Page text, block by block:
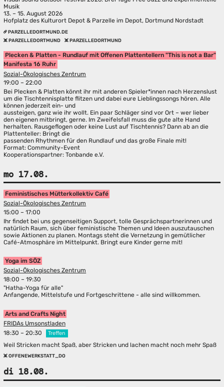
Musik
13. – 15. August 2026
Hofplatz des Kulturort Depot & Parzelle im Depot, Dortmund Nordstadt
PARZELLEDORTMUND.DE
PARZELLEDORTMUND
PARZELLEDORTMUND
Plecken & Platten - Rundlauf mit Offenen Plattentellern "This is not a Bar"
Manifesta 16 Ruhr
Sozial-Ökologisches Zentrum
19:00 – 22:00
Bei Plecken & Platten könnt ihr mit anderen Spieler*innen nach Herzenslust
um die Tischtennisplatte flitzen und dabei eure Lieblingssongs hören. Alle
können jederzeit ein- und
aussteigen, ganz wie ihr wollt. Ein paar Schläger sind vor Ort – wer lieber
den eigenen mitbringt, gerne. Im Zweifelsfall muss die gute alte Hand
herhalten. Rausgeflogen oder keine Lust auf Tischtennis? Dann ab an die
Plattenteller: Bringt die
passenden Rhythmen für den Rundlauf und das große Finale mit!
Format: Community-Event
Kooperationspartner: Tonbande e.V.
mo 17.08.
Feministisches Mütterkollektiv Café
Sozial-Ökologisches Zentrum
15:00 – 17:00
Ihr findet bei uns gegenseitigen Support, tolle Gesprächspartnerinnen und
natürlich Raum, sich über feministische Themen und Ideen auszutauschen
sowie Aktionen zu planen. Montags steht die Vernetzung in gemütlicher
Café-Atmosphäre im Mittelpunkt. Bringt eure Kinder gerne mit!
Yoga im SÖZ
Sozial-Ökologisches Zentrum
18:00 – 19:30
"Hatha-Yoga für alle"
Anfangende, Mittelstufe und Fortgeschrittene - alle sind willkommen.
Arts and Crafts Night
FRIDAs Umsonstladen
18:30 – 20:30
Treffen
Weil Stricken macht Spaß, aber Stricken und lachen macht noch mehr Spaß
OFFENEWERKSTATT_DO
di 18.08.